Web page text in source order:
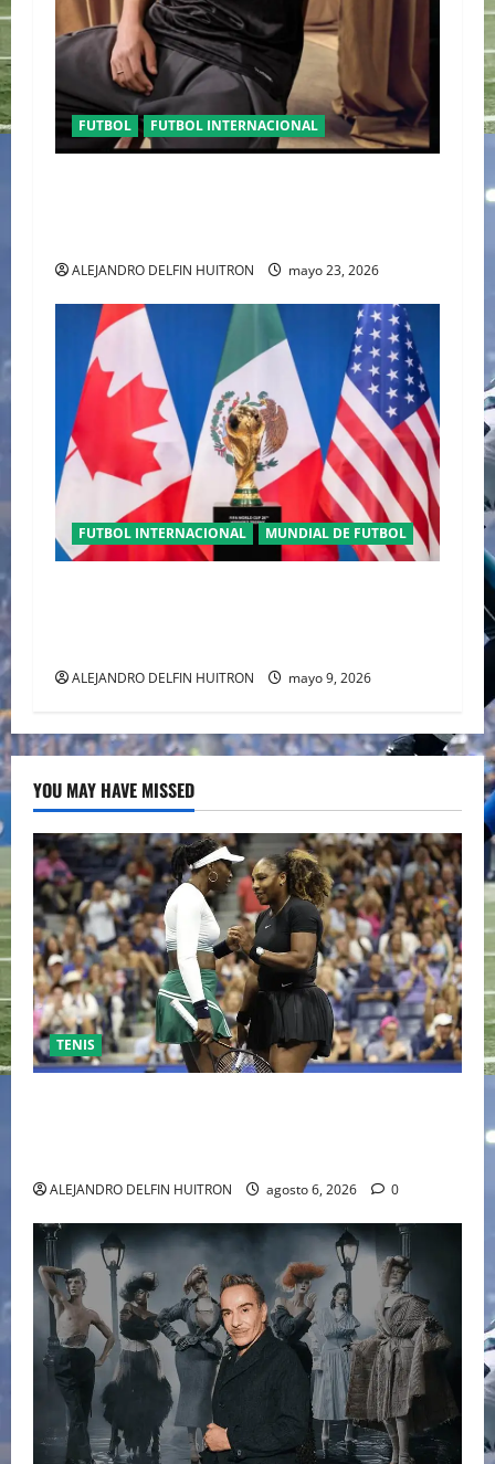
FUTBOL FUTBOL INTERNACIONAL
ALEJANDRO DELFIN HUITRON mayo 23, 2026
FUTBOL INTERNACIONAL MUNDIAL DE FUTBOL
ALEJANDRO DELFIN HUITRON mayo 9, 2026
YOU MAY HAVE MISSED
TENIS
ALEJANDRO DELFIN HUITRON agosto 6, 2026 0